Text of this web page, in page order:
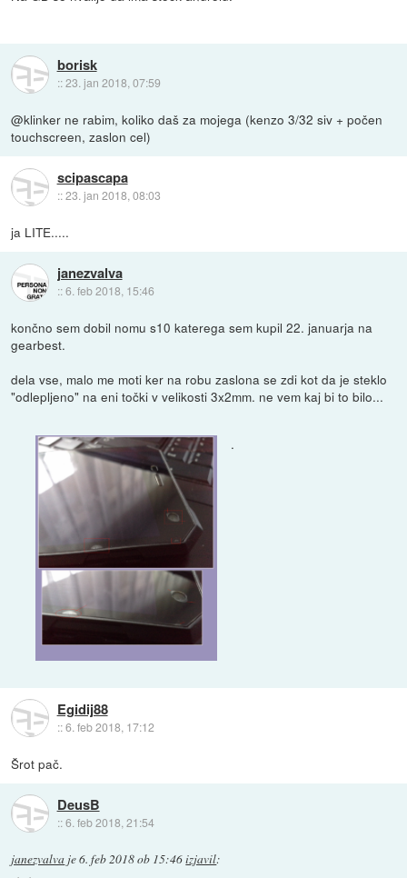
borisk
::23. jan 2018, 07:59
@klinker ne rabim, koliko daš za mojega (kenzo 3/32 siv + počen
touchscreen, zaslon cel)
scipascapa
::23. jan 2018, 08:03
ja LITE.....
janezvalva
::6. feb 2018, 15:46
končno sem dobil nomu s10 katerega sem kupil 22. januarja na
gearbest.
dela vse, malo me moti ker na robu zaslona se zdi kot da je steklo
"odlepljeno" na eni točki v velikosti 3x2mm. ne vem kaj bi to bilo...
.
Egidij88
::6. feb 2018, 17:12
Šrot pač.
DeusB
::6. feb 2018, 21:54
janezvalva je6. feb 2018 ob 15:46izjavil: